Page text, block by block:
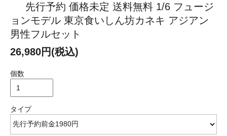
先行予約 価格未定 送料無料 1/6 フュージ
ョンモデル 東京食いしん坊カネキ アジアン
男性フルセット
26,980円(税込)
個数
タイプ